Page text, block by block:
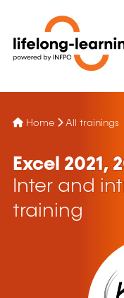
Home All trainings
Excel 2021,
Inter and
training